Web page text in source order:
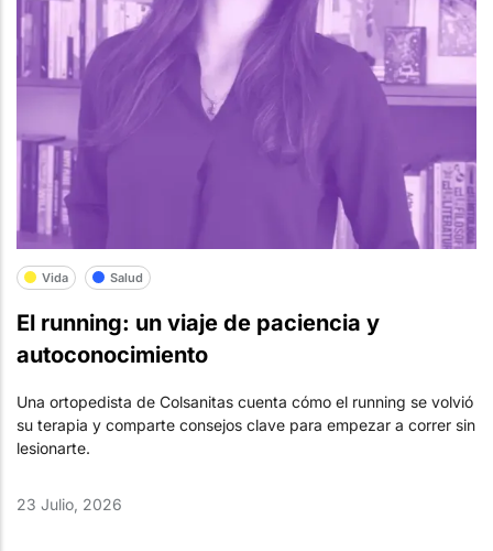
Vida Salud
El running: un viaje de paciencia y
autoconocimiento
Una ortopedista de Colsanitas cuenta cómo el running se volvió
su terapia y comparte consejos clave para empezar a correr sin
lesionarte.
23 Julio, 2026